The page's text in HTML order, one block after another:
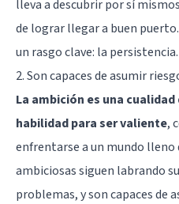
lleva a descubrir por sí
de lograr llegar a buen
un rasgo clave: la persistencia.
2. Son capaces de asumir
La ambición es una
habilidad para ser valiente,
enfrentarse a un mundo lleno
ambiciosas siguen labrando
problemas, y son capaces de